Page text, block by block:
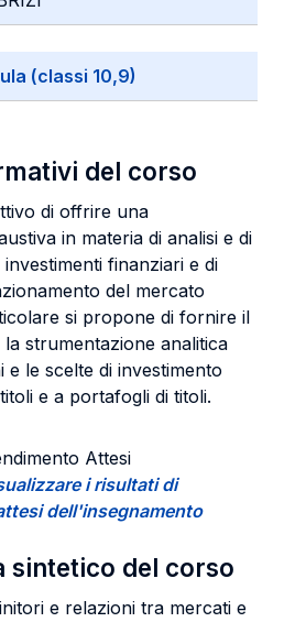
(classi 10,9)
del corso
di offrire una
in materia di analisi e di
finanziari e di
del mercato
si propone di fornire il
strumentazione analitica
e le scelte di investimento
e a portafogli di titoli.
Attesi
i risultati di
dell'insegnamento
sintetico del corso
e relazioni tra mercati e